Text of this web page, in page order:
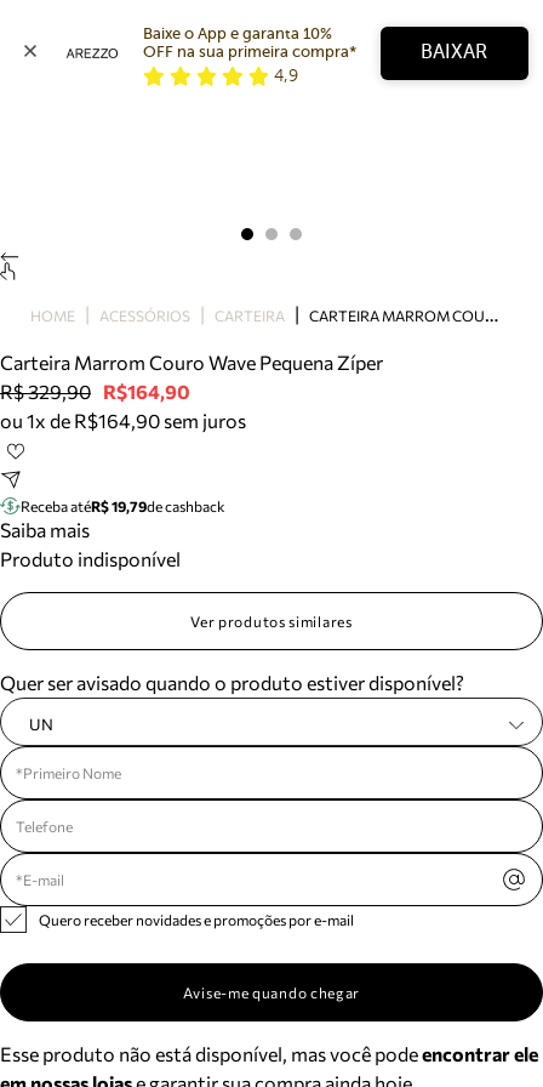
Bolsa
Tamanco
Tênis
Mule
Tire dúvidas sobre pedidos, devoluções e mais.
Meus pedidos
Acompanhe seus pedidos e solicite devoluções.
Baixe o App e garanta 10%
OFF na sua primeira compra*
4,9
BAIXAR
HOME ACESSÓRIOS CARTEIRA C
ARTEIRA MARROM COURO WAVE PEQUENA ZÍPER
Carteira Marrom Couro Wave Pequena Zíper
R$ 329,90 R$164,90
ou 1x de R$164,90 sem juros
Receba atéR$ 19,79de cashback
Saiba mais
Produto indisponível
Ver produtos similares
Quer ser avisado quando o produto estiver disponível?
UN
Quero receber novidades e promoções por e-mail
Avise-me quando chegar
Esse produto não está disponível, mas você podeencontrar ele